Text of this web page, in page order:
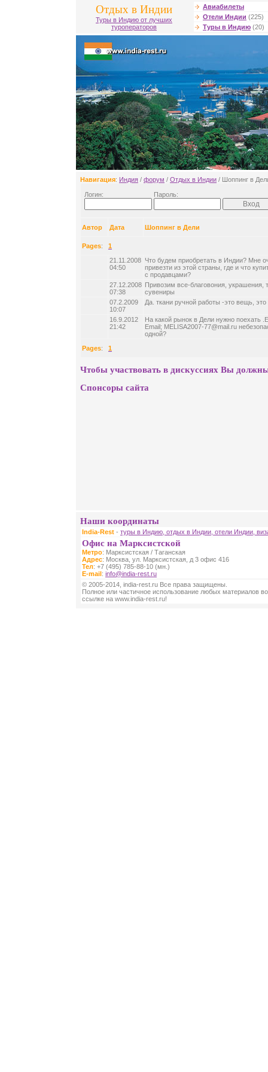
Отдых в Индии
Туры в Индию от лучших
туроператоров
Авиабилеты
Отели Индии (225)
Туры в Индию (20)
Навигация: Индия / форум / Отдых в Индии / Шоппинг в
Логин: Пароль:
Автор Дата Шоппинг в Дели
Pages: 1
21.11.2008
04:50
Что будем приобретать в Индии? Мне
привезти из этой страны, где и что
с продавцами?
27.12.2008
07:38
Привозим все-благовония, украшения,
сувениры
07.2.2009
10:07
Да. ткани ручной работы -это вещь, это
16.9.2012
21:42
На какой рынок в Дели нужно поехать
Email; MELISA2007-77@mail.ru
одной?
Pages: 1
Чтобы участвовать в дискуссиях Вы
Спонсоры сайта
Наши координаты
India-Rest - туры в Индию, отдых в Индии, отели Индии,
Офис на Марксистской
Метро: Марксистская / Таганская
Адрес: Москва, ул. Марксистская, д 3 офис 416
Тел: +7 (495) 785-88-10 (мн.)
E-mail: info@india-rest.ru
© 2005-2014, india-rest.ru Все права защищены.
Полное или частичное использование любых материалов
ссылке на www.india-rest.ru!